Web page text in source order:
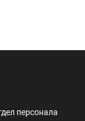
персонала